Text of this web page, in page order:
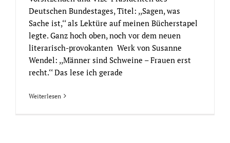
Deutschen Bundestages, Titel: ,,Sagen, was
Sache ist,‘‘ als Lektüre auf meinen Bücherstapel
legte. Ganz hoch oben, noch vor dem neuen
literarisch-provokanten Werk von Susanne
Wendel: ,,Männer sind Schweine – Frauen erst
recht.‘‘ Das lese ich gerade
Weiterlesen